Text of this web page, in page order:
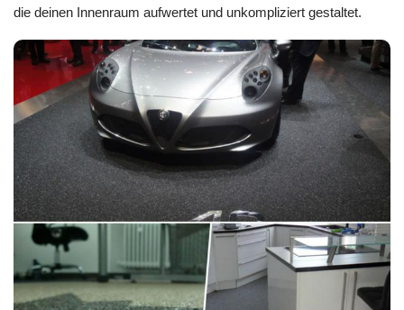
die deinen Innenraum aufwertet und unkompliziert gestaltet.